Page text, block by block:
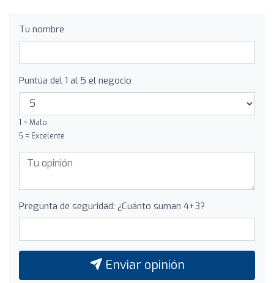
Tu nombre
Puntúa del 1 al 5 el negocio
1 = Malo
5 = Excelente
Pregunta de seguridad: ¿Cuánto suman 4+3?
Enviar opinión